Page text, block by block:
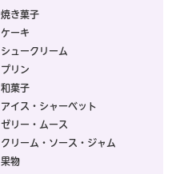
焼き菓子
ケーキ
シュークリーム
プリン
和菓子
アイス・シャーベット
ゼリー・ムース
クリーム・ソース・ジャム
果物